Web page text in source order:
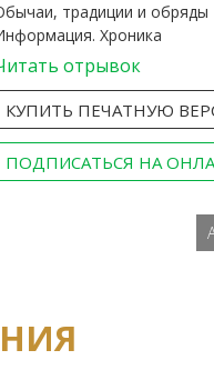
традиции и обряды
Хроника
отрывок
КУПИТЬ ПЕЧАТНУЮ
ПОДПИСАТЬСЯ НА